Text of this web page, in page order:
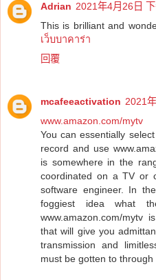
Adrian 2021年4月26日
This is brilliant and
เว็บบาคาร่า
回覆
mcafeeactivation 2021
www.amazon.com/mytv
You can essentially
record and use
is somewhere in the
coordinated on a TV or
software engineer. In
foggiest idea what
www.amazon.com/mytv
that will give you
transmission and
must be gotten to